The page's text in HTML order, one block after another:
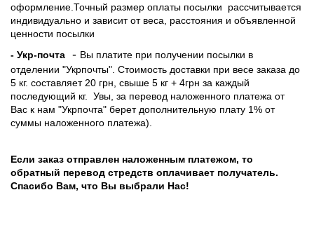
оформление.Точный размер оплаты посылки рассчитывается
индивидуально и зависит от веса, расстояния и объявленной
ценности посылки
- Укр-почта
- Вы платите при получении посылки в
отделении "Укрпочты". Стоимость доставки при весе заказа до
5 кг. составляет 20 грн, свыше 5 кг + 4грн за каждый
последующий кг. Увы, за перевод наложенного платежа от
Вас к нам "Укрпочта" берет дополнительную плату 1% от
суммы наложенного платежа).
Если заказ отправлен наложенным платежом, то
обратный перевод стредств оплачивает получатель.
Спасибо Вам, что Вы выбрали Нас!